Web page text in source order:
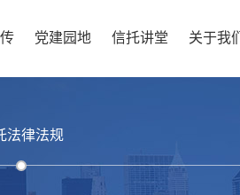
党建园地 信托讲堂 关于我们
法律法规